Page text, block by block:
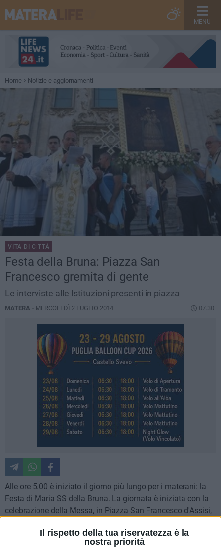
Il rispetto della tua riservatezza è la
nostra priorità
MENU
Home Notizie e aggiornamenti
VITA DI CITTÀ
Festa della Bruna: Piazza San
Francesco gremita di gente
Le interviste alle Istituzioni presenti in piazza
MATERA - MERCOLEDÌ 2 LUGLIO 2014 07.30
Alle ore 5.00 è iniziato il giorno più lungo per i materani: la
Festa di Maria SS della Bruna. La giornata è iniziata con la
celebrazione della Messa, in Piazza San Francesco d'Assisi,
spirito religioso ha accompagnato la città durante il rito.